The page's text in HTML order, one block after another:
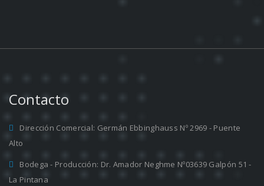
Contacto
Dirección Comercial: Germán Ebbinghauss Nº 2969 - Puente
Alto
Bodega - Producción: Dr. Amador Neghme Nº03639 Galpón 51 -
La Pintana